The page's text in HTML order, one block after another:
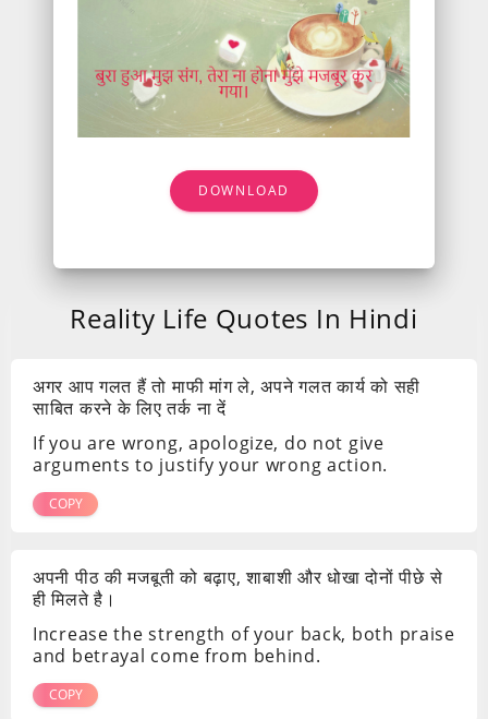
DOWNLOAD
Reality Life Quotes In Hindi
अगर आप गलत हैं तो माफी मांग ले, अपने गलत कार्य को सही
साबित करने के लिए तर्क ना दें
If you are wrong, apologize, do not give
arguments to justify your wrong action.
COPY
अपनी पीठ की मजबूती को बढ़ाए, शाबाशी और धोखा दोनों पीछे से
ही मिलते है।
Increase the strength of your back, both praise
and betrayal come from behind.
COPY